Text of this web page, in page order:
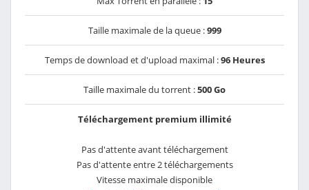
Taille maximale de la queue :999
Temps de download et d'upload maximal :96 Heures
Taille maximale du torrent :500 Go
Téléchargement premium illimité
Pas d'attente avant téléchargement
Pas d'attente entre 2 téléchargements
Vitesse maximale disponible